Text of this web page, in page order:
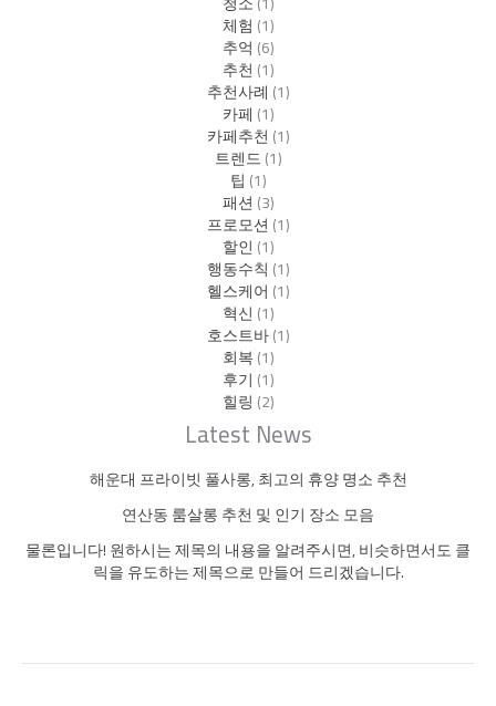
체험 (1)
추억 (6)
추천(1)
추천사례 (1)
카페 (1)
카페추천(1)
트렌드(1)
팁 (1)
패션(3)
프로모션(1)
할인(1)
행동수칙 (1)
헬스케어 (1)
혁신(1)
호스트바(1)
회복(1)
후기 (1)
힐링 (2)
Latest News
해운대 프라이빗 풀사롱, 최고의 휴양 명소 추천
연산동 룸살롱 추천 및 인기 장소 모음
물론입니다! 원하시는 제목의 내용을 알려주시면, 비슷하면서도 클
릭을 유도하는 제목으로 만들어 드리겠습니다.